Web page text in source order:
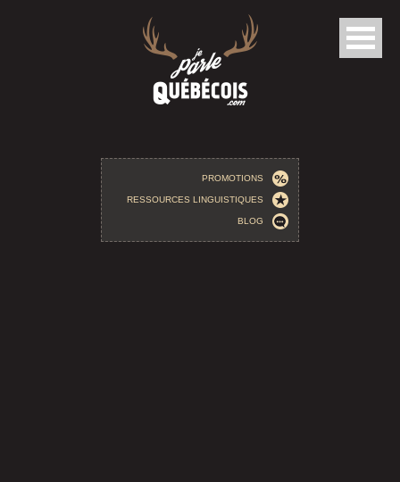
PROMOTIONS
RESSOURCES LINGUISTIQUES
BLOG